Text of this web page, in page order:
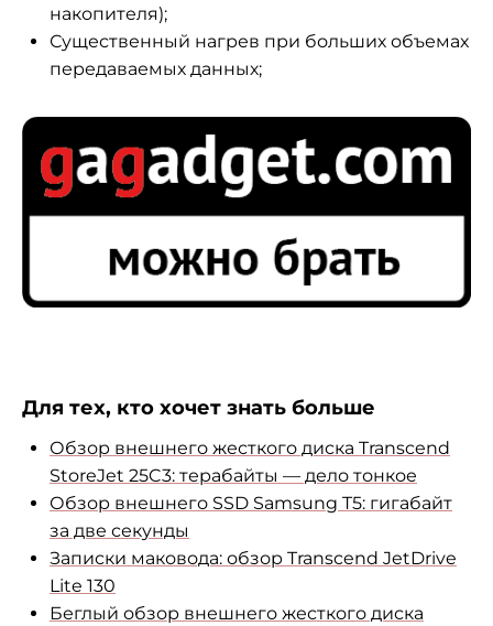
накопителя);
Существенный нагрев при больших объемах
передаваемых данных;
Для тех, кто хочет знать больше
Обзор внешнего жесткого диска Transcend
StoreJet 25C3: терабайты — дело тонкое
Обзор внешнего SSD Samsung T5: гигабайт
за две секунды
Записки маковода: обзор Transcend JetDrive
Lite 130
Беглый обзор внешнего жесткого диска